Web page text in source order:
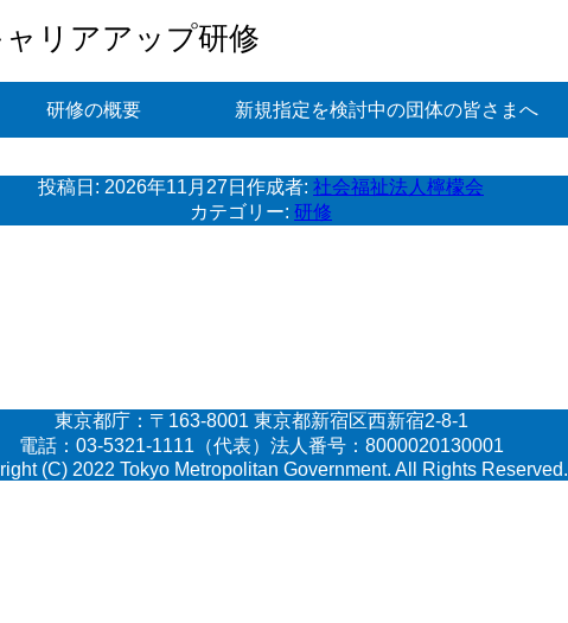
リアアップ研修
研修の概要 新規指定を検討中の団体の皆さまへ
投稿日: 2026年11月27日 作成者: 社会福祉法人檸檬会
カテゴリー: 研修
東京都庁：〒163-8001 東京都新宿区西新宿2-8-1
電話：03-5321-1111（代表）法人番号：8000020130001
(C) 2022 Tokyo Metropolitan Government. All Rights Reserved.